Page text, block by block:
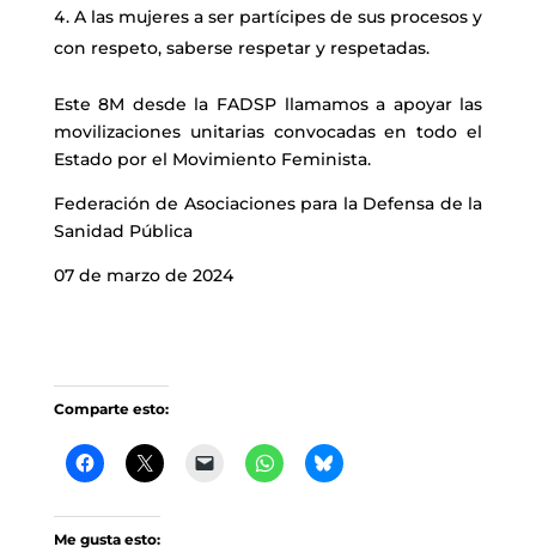
A las mujeres a ser partícipes de sus procesos y
con respeto, saberse respetar y respetadas.
Este 8M desde la FADSP llamamos a apoyar las
movilizaciones unitarias convocadas en todo el
Estado por el Movimiento Feminista.
Federación de Asociaciones para la Defensa de la
Sanidad Pública
07 de marzo de 2024
Comparte esto:
Me gusta esto: